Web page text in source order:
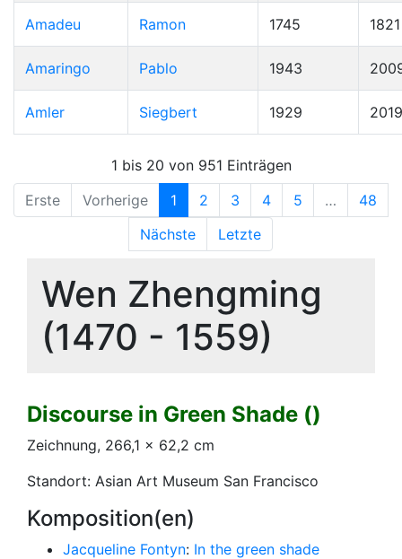
Amadeu Ramon 1745 1821
Amaringo Pablo 1943
Amler Siegbert 1929 2019
1 bis 20 von 951 Einträgen
Erste
Vorherige 1 2 3 4 5 …
48
Nächste
Letzte
Wen Zhengming
(1470 - 1559)
Discourse in Green Shade ()
Zeichnung, 266,1 x 62,2 cm
Standort: Asian Art Museum San Francisco
Komposition(en)
Jacqueline Fontyn: In the green shade